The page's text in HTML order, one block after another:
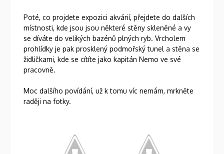
Poté, co projdete expozici akvárií, přejdete do dalších
místnosti, kde jsou jsou některé stěny skleněné a vy
se díváte do velikých bazénů plných ryb. Vrcholem
prohlídky je pak prosklený podmořský tunel a stěna se
židličkami, kde se cítíte jako kapitán Nemo ve své
pracovně.
Moc dalšího povídání, už k tomu víc nemám, mrkněte
raději na fotky.